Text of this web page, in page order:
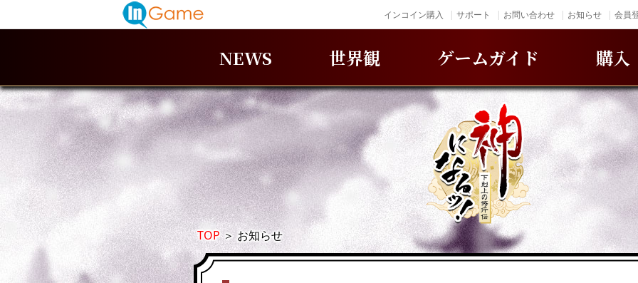
インコイン購入 サポート お問い合わせ お知らせ 会員
NEWS 世界観 ゲームガイド 購入
TOP＞お知らせ